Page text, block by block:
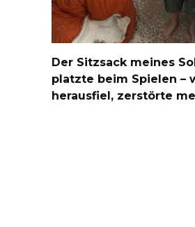
Der Sitzsack meines
platzte beim Spielen –
herausfiel, zerstörte